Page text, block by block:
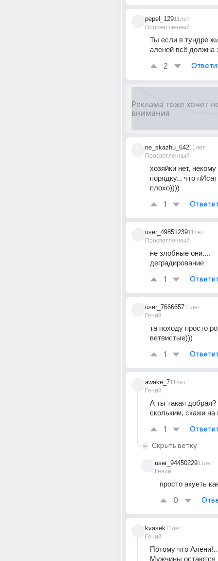
pepel_129
Просветленный
11лет
Ты если в тундре
аленей всё должна
2
ne_skazhu_642
Просветленный
11лет
хозяйки нет,
порядку... что
плохо))))
1
user_49851239
Просветленный
11лет
не злобные они....
деградирование
1
user_7666657
Гений
11лет
та походу просто
ветвистые)))
1
awake_7
Гений
11лет
А ты такая
скольким, скажи на
1
Скрыть ветку
user_94450229
Гений
11лет
просто акуеть
0
kvasek
Гений
11лет
Потому что
Мужчины